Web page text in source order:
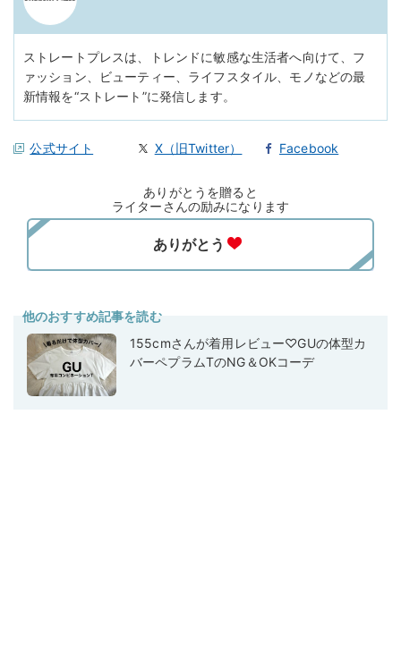
ストレートプレスは、トレンドに敏感な生活者へ向けて、フ
ァッション、ビューティー、ライフスタイル、モノなどの最
新情報を“ストレート”に発信します。
公式サイト X（旧Twitter） Facebook
ありがとうを贈ると
ライターさんの励みになります
他のおすすめ記事を読む
155cmさんが着用レビュー♡GUの体型カ
バーペプラムTのNG＆OKコーデ